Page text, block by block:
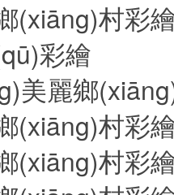
(xiāng)村彩
彩繪
美麗鄉
(xiāng)村彩
(xiāng)村彩